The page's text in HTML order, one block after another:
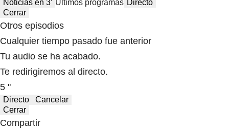
Noticias en 3′ Últimos programas Directo
Cerrar
Otros episodios
Cualquier tiempo pasado fue anterior
Tu audio se ha acabado.
Te redirigiremos al directo.
5 "
Directo
Cancelar
Cerrar
Compartir